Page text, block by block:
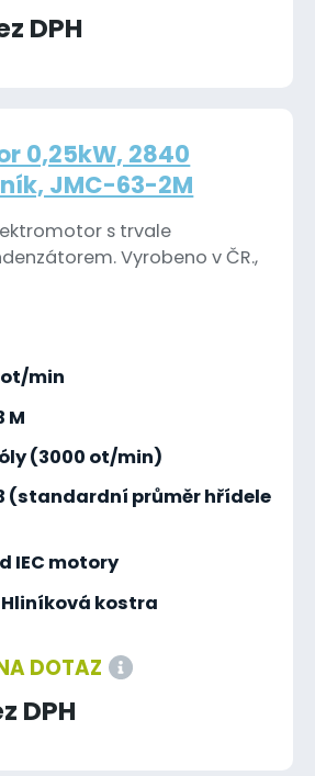
DPH
0,25kW, 2840
JMC-63-2M
s trvale
Vyrobeno v ČR.,
ot/min
M
(3000 ot/min)
(standardní průměr hřídele
IEC motory
Hliníková kostra
DOTAZ
DPH